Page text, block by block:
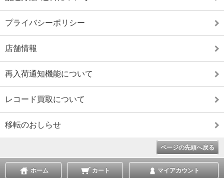
プライバシーポリシー
店舗情報
再入荷通知機能について
レコード買取について
移転のおしらせ
ページの先頭へ戻る
ホーム カート マイアカウント